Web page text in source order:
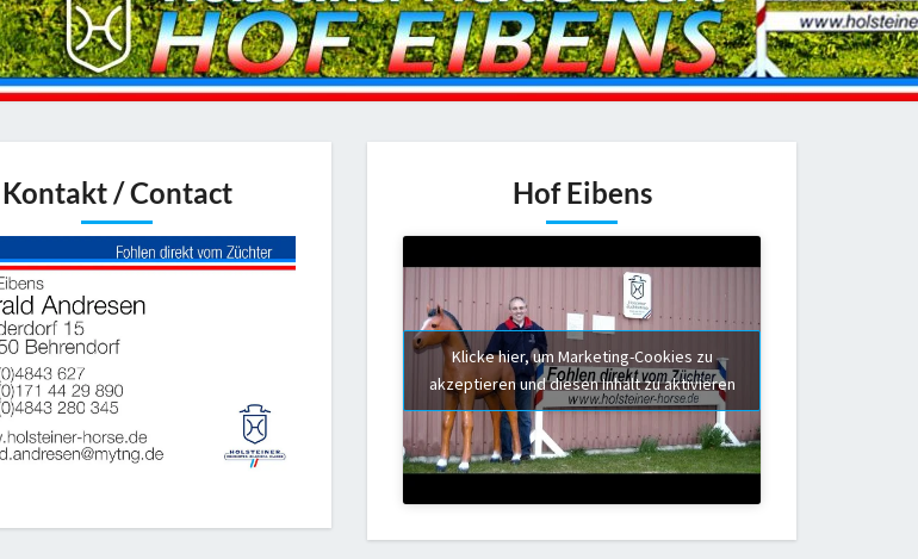
Kontakt / Contact Hof Eibens
Klicke hier, um Marketing-Cookies zu
akzeptieren und diesen Inhalt zu aktivieren